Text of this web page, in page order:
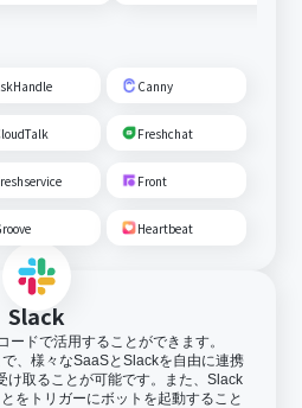
Canny
Freshchat
Front
Heartbeat
Slack
ードで活用することができます。
、様々なSaaSとSlackを自由に連携
け取ることが可能です。また、Slack
をトリガーにボットを起動すること